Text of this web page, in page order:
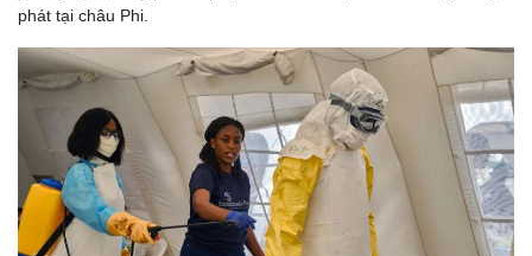
phát tại châu Phi.